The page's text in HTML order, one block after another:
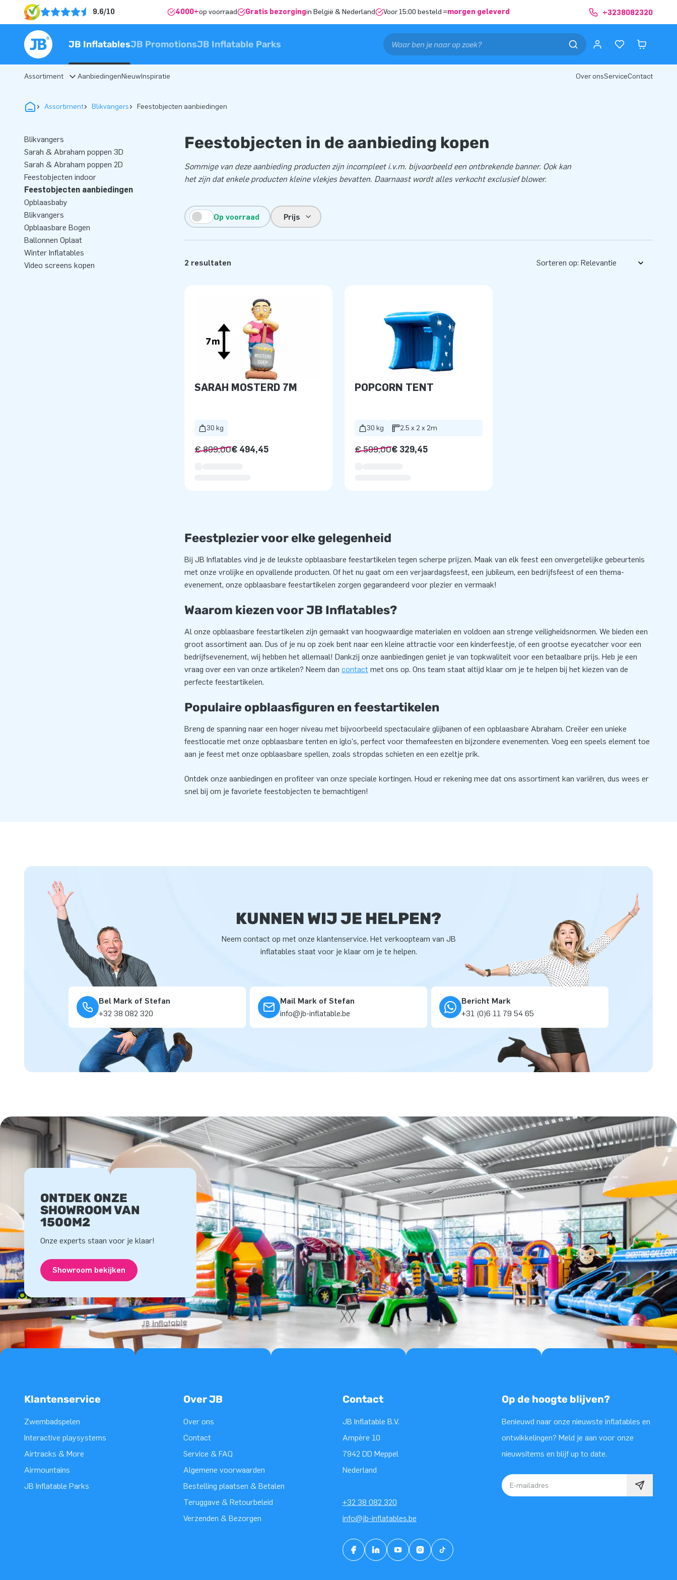
9.6/10 4000+op voorraad Gratis bezorgingin België & Nederland Voor 15:00 besteld =morgen geleverd +3238082320
JB InflatablesJB PromotionsJB Inflatable Parks
Assortiment AanbiedingenNieuwInspiratie Over onsServiceContact
Assortiment Blikvangers Feestobjecten aanbiedingen
Blikvangers
Sarah & Abraham poppen 3D
Sarah & Abraham poppen 2D
Feestobjecten indoor
Feestobjecten aanbiedingen
Opblaasbaby
Blikvangers
Opblaasbare Bogen
Ballonnen Oplaat
Winter Inflatables
Video screens kopen
Feestobjecten in de aanbieding kopen
Sommige van deze aanbieding producten zijn incompleet i.v.m. bijvoorbeeld een ontbrekende banner. Ook kan
het zijn dat enkele producten kleine vlekjes bevatten. Daarnaast wordt alles verkocht exclusief blower.
Op voorraad Prijs
2 resultaten Sorteren op:
SARAH MOSTERD 7M
30 kg
€ 899,00€ 494,45
POPCORN TENT
30 kg 2.5 x 2 x 2m
€ 599,00€ 329,45
Feestplezier voor elke gelegenheid
Bij JB Inflatables vind je de leukste opblaasbare feestartikelen tegen scherpe prijzen. Maak van elk feest een onvergetelijke gebeurtenis
met onze vrolijke en opvallende producten. Of het nu gaat om een verjaardagsfeest, een jubileum, een bedrijfsfeest of een thema-
evenement, onze opblaasbare feestartikelen zorgen gegarandeerd voor plezier en vermaak!
Waarom kiezen voor JB Inflatables?
Al onze opblaasbare feestartikelen zijn gemaakt van hoogwaardige materialen en voldoen aan strenge veiligheidsnormen. We bieden een
groot assortiment aan. Dus of je nu op zoek bent naar een kleine attractie voor een kinderfeestje, of een grootse eyecatcher voor een
bedrijfsevenement, wij hebben het allemaal! Dankzij onze aanbiedingen geniet je van topkwaliteit voor een betaalbare prijs. Heb je een
vraag over een van onze artikelen? Neem dan contact met ons op. Ons team staat altijd klaar om je te helpen bij het kiezen van de
perfecte feestartikelen.
Populaire opblaasfiguren en feestartikelen
Breng de spanning naar een hoger niveau met bijvoorbeeld spectaculaire glijbanen of een opblaasbare Abraham. Creëer een unieke
feestlocatie met onze opblaasbare tenten en iglo's, perfect voor themafeesten en bijzondere evenementen. Voeg een speels element toe
aan je feest met onze opblaasbare spellen, zoals stropdas schieten en een ezeltje prik.
Ontdek onze aanbiedingen en profiteer van onze speciale kortingen. Houd er rekening mee dat ons assortiment kan variëren, dus wees er
snel bij om je favoriete feestobjecten te bemachtigen!
KUNNEN WIJ JE HELPEN?
Neem contact op met onze klantenservice. Het verkoopteam van JB
inflatables staat voor je klaar om je te helpen.
Bel Mark of Stefan
+32 38 082 320
Mail Mark of Stefan
info@jb-inflatable.be
Bericht Mark
+31 (0)6 11 79 54 65
ONTDEK ONZE
SHOWROOM VAN
1500M2
Onze experts staan voor je klaar!
Showroom bekijken
Klantenservice
Zwembadspelen
Interactive playsystems
Airtracks & More
Airmountains
JB Inflatable Parks
Over JB
Over ons
Contact
Service & FAQ
Algemene voorwaarden
Bestelling plaatsen & Betalen
Teruggave & Retourbeleid
Verzenden & Bezorgen
Contact
JB Inflatable B.V.
Ampère 10
7942 DD Meppel
Nederland
+32 38 082 320
info@jb-inflatables.be
Op de hoogte blijven?
Benieuwd naar onze nieuwste inflatables en
ontwikkelingen? Meld je aan voor onze
nieuwsitems en blijf up to date.
E-mailadres